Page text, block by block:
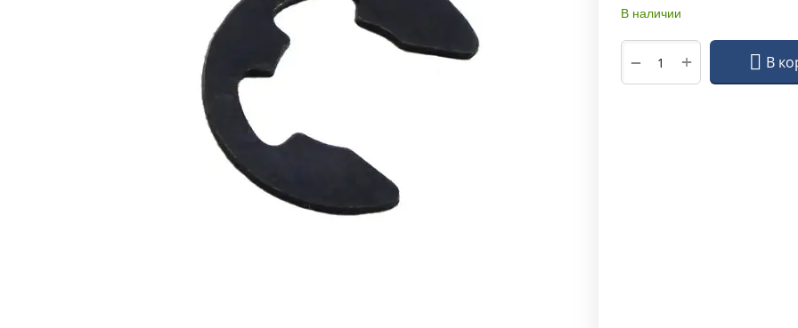
В наличии
+
− В